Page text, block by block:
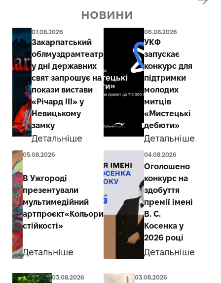
новини
07.08.2026
Закарпатський
облмуздрамтеатр
у дні державних
свят запрошує на
покази вистави
«Річард ІІІ» у
Невицькому
замку
Детальніше
06.08.2026
УКФ
запускає
конкурс для
підтримки
молодих
митців
«Мистецькі
дебюти»
Детальніше
05.08.2026
В Ужгороді
презентували
мультимедійний
артпроєкт«Кольори
стійкості»
Детальніше
04.08.2026
Оголошено
конкурс на
здобуття
премії імені
В. С.
Косенка у
2026 році
Детальніше
03.08.2026 03.08.2026